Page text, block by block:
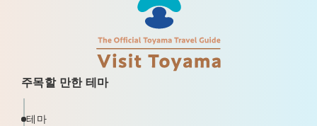
주목할 만한 테마
테마